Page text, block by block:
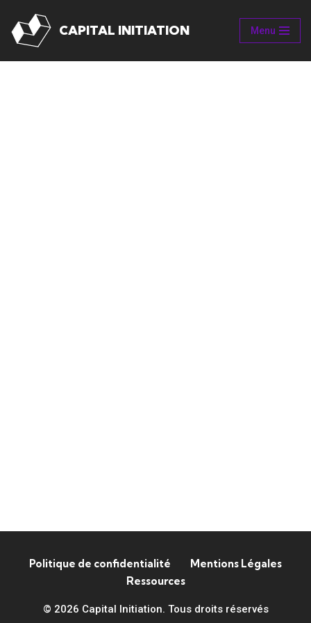
Aller
CAPITAL INITIATION Menu
Politique de confidentialité
Mentions Légales
Ressources
© 2026 Capital Initiation. Tous droits réservés